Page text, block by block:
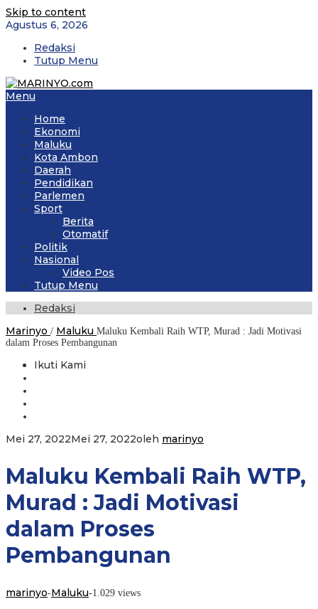
Skip to content
Agustus 6, 2026
Redaksi
Tutup Menu
Menu
Home
Ekonomi
Maluku
Kota Ambon
Daerah
Pendidikan
Parlemen
Sport
Berita
Otomatif
Politik
Nasional
Video Pos
Tutup Menu
Redaksi
Marinyo / Maluku Maluku Kembali Raih WTP, Murad : Jadi Motivasi
dalam Proses Pembangunan
Ikuti Kami
Mei 27, 2022Mei 27, 2022oleh marinyo
Maluku Kembali Raih WTP,
Murad : Jadi Motivasi
dalam Proses
Pembangunan
marinyo-Maluku-1.029 views